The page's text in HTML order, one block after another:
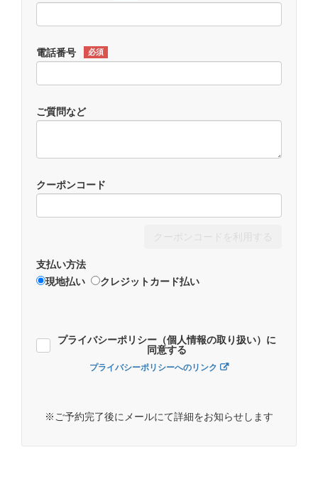
電話番号 必須
ご質問など
クーポンコード
支払い方法
現地払い
クレジットカード払い
プライバシーポリシー（個人情報の取り扱い）に
同意する
プライバシーポリシーへのリンク
※ご予約完了後にメールにて詳細をお知らせします